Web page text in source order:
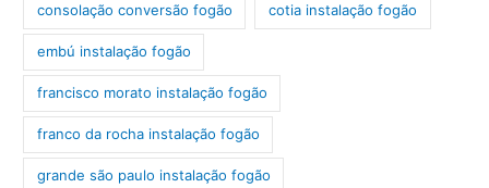
consolação conversão fogão cotia instalação fogão
embú instalação fogão
francisco morato instalação fogão
franco da rocha instalação fogão
grande são paulo instalação fogão